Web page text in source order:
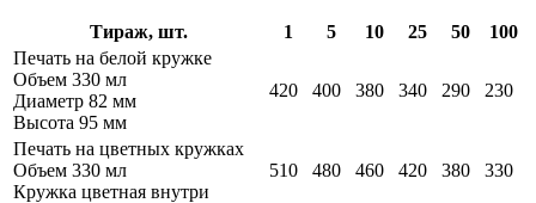
Тираж, шт. 1 5 10 25 50
100
Печать на белой кружке
Объем 330 мл
Диаметр 82 мм
Высота 95 мм
420 400 380 340 290 230
Печать на цветных кружках
Объем 330 мл
Кружка цветная внутри
510 480 460 420 380 330